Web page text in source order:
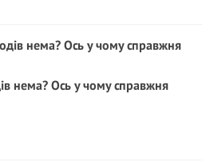
нема? Ось у чому справжня